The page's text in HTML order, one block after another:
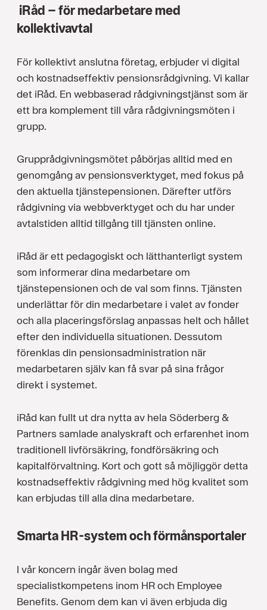
iRåd – för medarbetare med
kollektivavtal
För kollektivt anslutna företag, erbjuder vi digital
och kostnadseffektiv pensionsrådgivning. Vi kallar
det iRåd. En webbaserad rådgivningstjänst som är
ett bra komplement till våra rådgivningsmöten i
grupp.
Grupprådgivningsmötet påbörjas alltid med en
genomgång av pensionsverktyget, med fokus på
den aktuella tjänstepensionen. Därefter utförs
rådgivning via webbverktyget och du har under
avtalstiden alltid tillgång till tjänsten online.
iRåd är ett pedagogiskt och lätthanterligt system
som informerar dina medarbetare om
tjänstepensionen och de val som finns. Tjänsten
underlättar för din medarbetare i valet av fonder
och alla placeringsförslag anpassas helt och hållet
efter den individuella situationen. Dessutom
förenklas din pensionsadministration när
medarbetaren själv kan få svar på sina frågor
direkt i systemet.
iRåd kan fullt ut dra nytta av hela Söderberg &
Partners samlade analyskraft och erfarenhet inom
traditionell livförsäkring, fondförsäkring och
kapitalförvaltning. Kort och gott så möjliggör detta
kostnadseffektiv rådgivning med hög kvalitet som
kan erbjudas till alla dina medarbetare.
Smarta HR-system och förmånsportaler
I vår koncern ingår även bolag med
specialistkompetens inom HR och Employee
Benefits. Genom dem kan vi även erbjuda dig